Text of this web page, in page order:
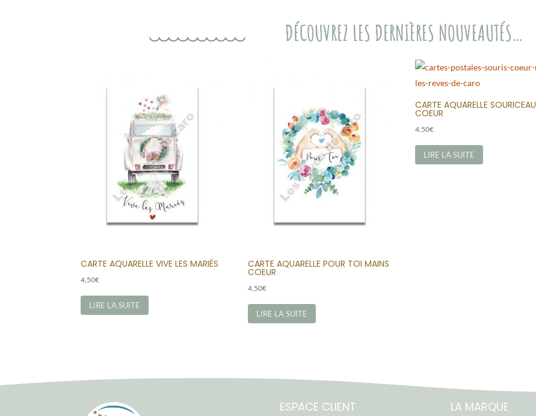
DÉCOUVREZ LES DERNIÈRES NOUVEAUTÉS…
CARTE AQUARELLE VIVE LES MARIÉS
4,50€
LIRE LA SUITE
CARTE AQUARELLE POUR TOI MAINS
COEUR
4,50€
LIRE LA SUITE
CARTE AQUARELLE SOURICEAU
COEUR
4,50€
LIRE LA SUITE
ESPACE CLIENT LA MARQUE